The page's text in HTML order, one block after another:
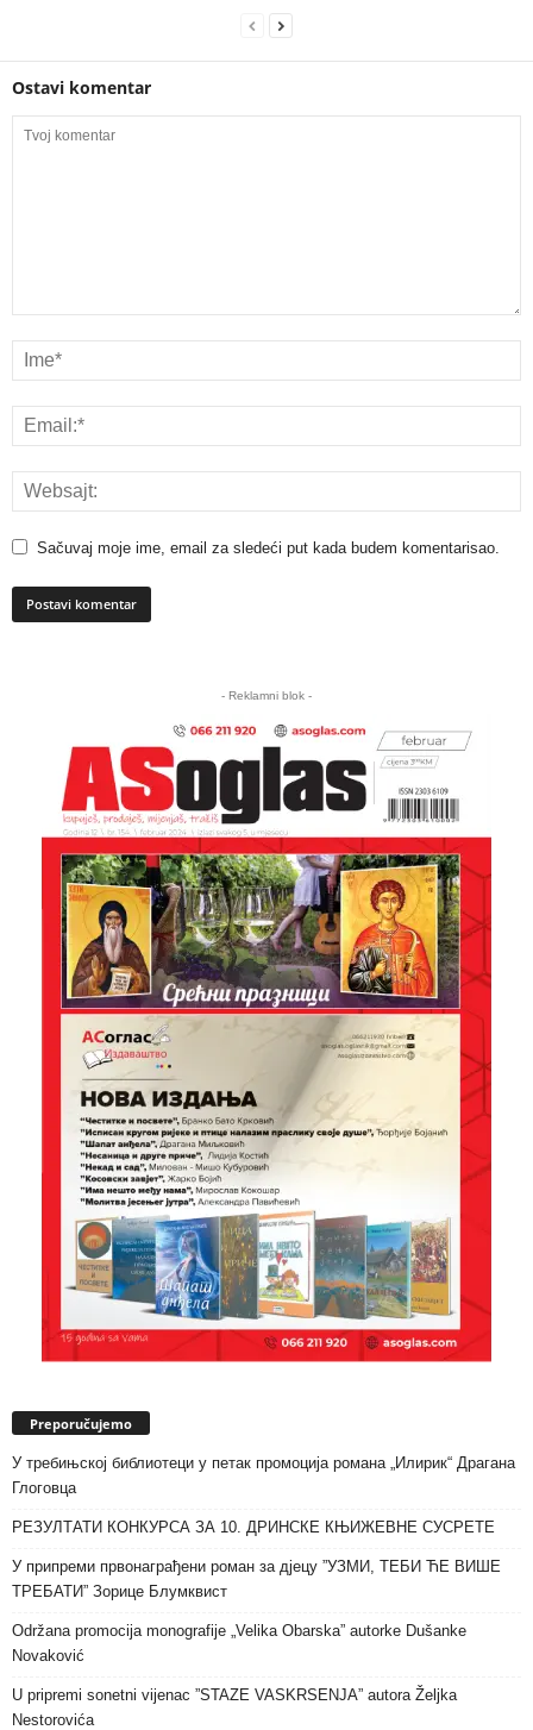
Ostavi komentar
Sačuvaj moje ime, email za sledeći put kada budem komentarisao.
- Reklamni blok -
Preporučujemo
У требињској библиотеци у петак промоција романа „Илирик“ Драгана
Глоговца
РЕЗУЛТАТИ КОНКУРСА ЗА 10. ДРИНСКЕ КЊИЖЕВНЕ СУСРЕТЕ
У припреми првонаграђени роман за дјецу ”УЗМИ, ТЕБИ ЋЕ ВИШЕ
ТРЕБАТИ” Зорице Блумквист
Održana promocija monografije „Velika Obarska” autorke Dušanke
Novaković
U pripremi sonetni vijenac ”STAZE VASKRSENJA” autora Željka
Nestorovića